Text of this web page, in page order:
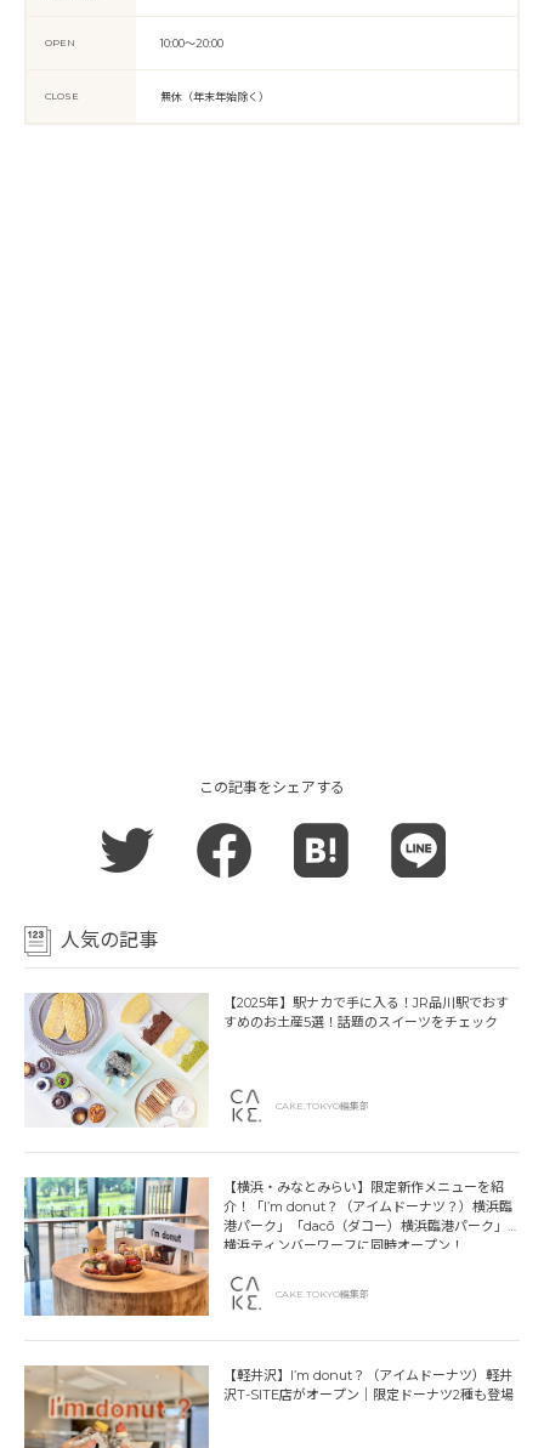
OPEN 10:00〜20:00
CLOSE 無休（年末年始除く）
この記事をシェアする
人気の記事
【2025年】駅ナカで手に入る！JR品川駅でおす
すめのお土産5選！話題のスイーツをチェック
CAKE.TOKYO編集部
【横浜・みなとみらい】限定新作メニューを紹
介！「I’m donut？（アイムドーナツ？）横浜臨
港パーク」「dacō（ダコー）横浜臨港パーク」
横浜ティンバーワーフに同時オープン！
CAKE.TOKYO編集部
【軽井沢】I’m donut？（アイムドーナツ）軽井
沢T-SITE店がオープン｜限定ドーナツ2種も登場